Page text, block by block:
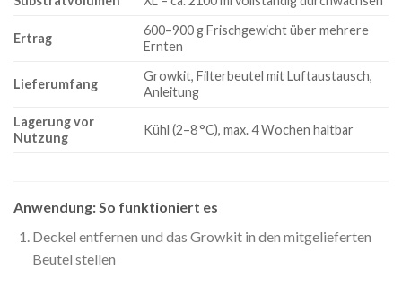
Ertrag
600–900 g Frischgewicht über mehrere
Ernten
Lieferumfang
Growkit, Filterbeutel mit Luftaustausch,
Anleitung
Lagerung vor
Nutzung
Kühl (2–8 °C), max. 4 Wochen haltbar
Anwendung: So funktioniert es
Deckel entfernen und das Growkit in den mitgelieferten
Beutel stellen